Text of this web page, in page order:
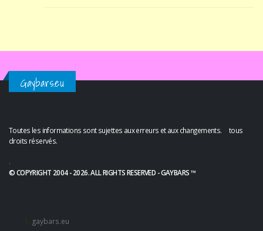
Gaybars.eu
Toutes les informations sont sujettes aux erreurs et aux changements. tous
droits réservés.
.
© COPYRIGHT 2004 - 2026. ALL RIGHTS RESERVED - GAYBARS ™
gaybars.eu